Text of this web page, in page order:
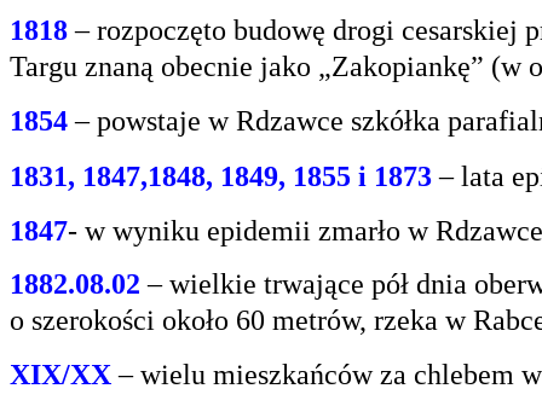
1818– rozpoczęto budowę drogi cesarskiej
Targu znaną obecnie jako „Zakopiankę” (w
1854 – powstaje w Rdzawce szkółka
1831, 1847,1848, 1849, 1855 i 1873 – lata
1847- w wyniku epidemii zmarło w
1882.08.02 – wielkie trwające pół dnia
o szerokości około 60 metrów, rzeka w
XIX/XX– wielu mieszkańców za chlebem